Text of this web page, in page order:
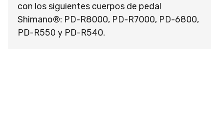
con los siguientes cuerpos de pedal
Shimano®: PD-R8000, PD-R7000, PD-6800,
PD-R550 y PD-R540.